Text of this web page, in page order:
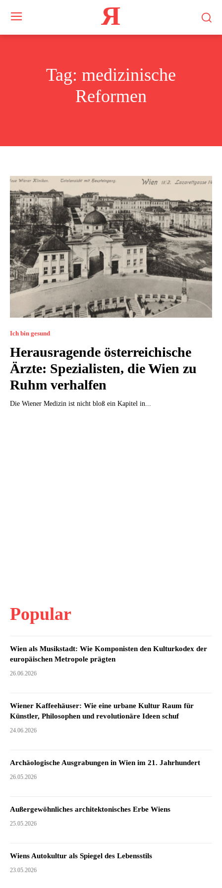
Я
Tag: medizinische
Reformen
Ich bin gesund
Herausragende österreichische
Ärzte: Spezialisten, die Wien zu
Ruhm verhalfen
Die Wiener Medizin ist nicht bloß ein Kapitel in...
Popular
Wien als Musikstadt: Wie Komponisten den Kulturkodex der
europäischen Metropole prägten
26.06.2026
Wiener Kaffeehäuser: Wie eine urbane Kultur Raum für
Künstler, Philosophen und revolutionäre Ideen schuf
24.06.2026
Archäologische Ausgrabungen in Wien im 21. Jahrhundert
26.05.2026
Außergewöhnliches architektonisches Erbe Wiens
25.05.2026
Wiens Autokultur als Spiegel des Lebensstils
23.05.2026